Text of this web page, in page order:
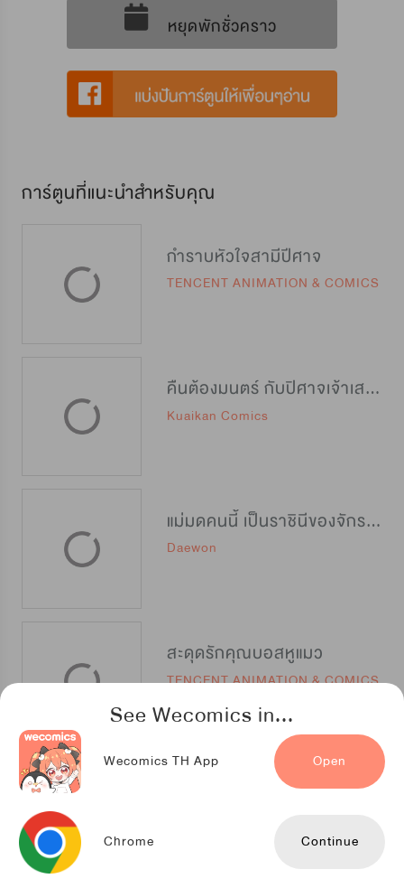
See Wecomics in...
Wecomics TH App Open
Chrome Continue
หยุดพักชั่วคราว
การ์ตูนที่แนะนำสำหรับคุณ
กำราบหัวใจสามีปีศาจ
TENCENT ANIMATION & COMICS
คืนต้องมนตร์ กับปิศาจเจ้าเสน่ห์
Kuaikan Comics
แม่มดคนนี้ เป็นราชินีของจักรพรรดิ
Daewon
สะดุดรักคุณบอสหูแมว
TENCENT ANIMATION & COMICS
อ้อมกอดแรกของท่านอ๋อง